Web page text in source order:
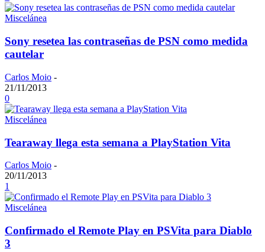
Miscelánea
Sony resetea las contraseñas de PSN como medida
cautelar
Carlos Moio -
21/11/2013
0
Miscelánea
Tearaway llega esta semana a PlayStation Vita
Carlos Moio -
20/11/2013
1
Miscelánea
Confirmado el Remote Play en PSVita para Diablo
3